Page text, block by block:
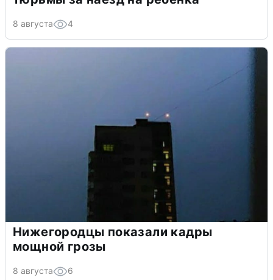
8 августа 4
Нижегородцы показали кадры
мощной грозы
8 августа 6